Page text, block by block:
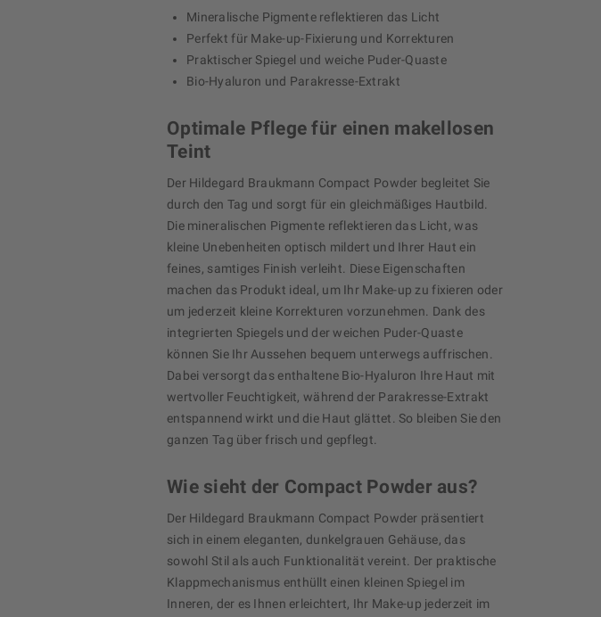
Mineralische Pigmente reflektieren das Licht
Perfekt für Make-up-Fixierung und Korrekturen
Praktischer Spiegel und weiche Puder-Quaste
Bio-Hyaluron und Parakresse-Extrakt
Optimale Pflege für einen makellosen
Teint
Der Hildegard Braukmann Compact Powder begleitet Sie
durch den Tag und sorgt für ein gleichmäßiges Hautbild.
Die mineralischen Pigmente reflektieren das Licht, was
kleine Unebenheiten optisch mildert und Ihrer Haut ein
feines, samtiges Finish verleiht. Diese Eigenschaften
machen das Produkt ideal, um Ihr Make-up zu fixieren oder
um jederzeit kleine Korrekturen vorzunehmen. Dank des
integrierten Spiegels und der weichen Puder-Quaste
können Sie Ihr Aussehen bequem unterwegs auffrischen.
Dabei versorgt das enthaltene Bio-Hyaluron Ihre Haut mit
wertvoller Feuchtigkeit, während der Parakresse-Extrakt
entspannend wirkt und die Haut glättet. So bleiben Sie den
ganzen Tag über frisch und gepflegt.
Wie sieht der Compact Powder aus?
Der Hildegard Braukmann Compact Powder präsentiert
sich in einem eleganten, dunkelgrauen Gehäuse, das
sowohl Stil als auch Funktionalität vereint. Der praktische
Klappmechanismus enthüllt einen kleinen Spiegel im
Inneren, der es Ihnen erleichtert, Ihr Make-up jederzeit im